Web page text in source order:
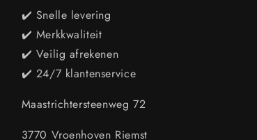
✔️ Snelle levering
✔️ Merkkwaliteit
✔️ Veilig afrekenen
✔️ 24/7 klantenservice
Maastrichtersteenweg 72
3770 Vroenhoven Riemst